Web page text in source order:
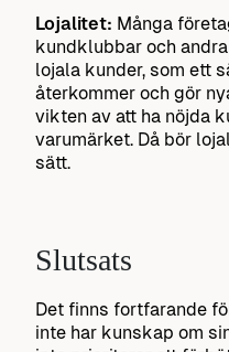
Lojalitet: Många
kundklubbar och
lojala kunder, som ett
återkommer och gör
vikten av att ha nöjda
varumärket. Då bör
sätt.
Slutsats
Det finns fortfarande
inte har kunskap om